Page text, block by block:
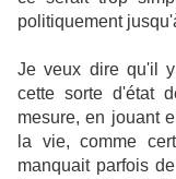
politiquement
Je veux dire qu'il
cette sorte d'état
mesure, en jouant
la vie, comme
manquait parfois